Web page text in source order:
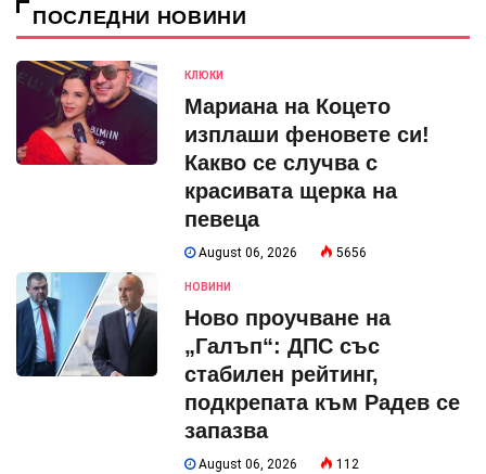
ПОСЛЕДНИ НОВИНИ
КЛЮКИ
Мариана на Коцето
изплаши феновете си!
Какво се случва с
красивата щерка на
певеца
August 06, 2026 5656
НОВИНИ
Ново проучване на
„Галъп“: ДПС със
стабилен рейтинг,
подкрепата към Радев се
запазва
August 06, 2026 112